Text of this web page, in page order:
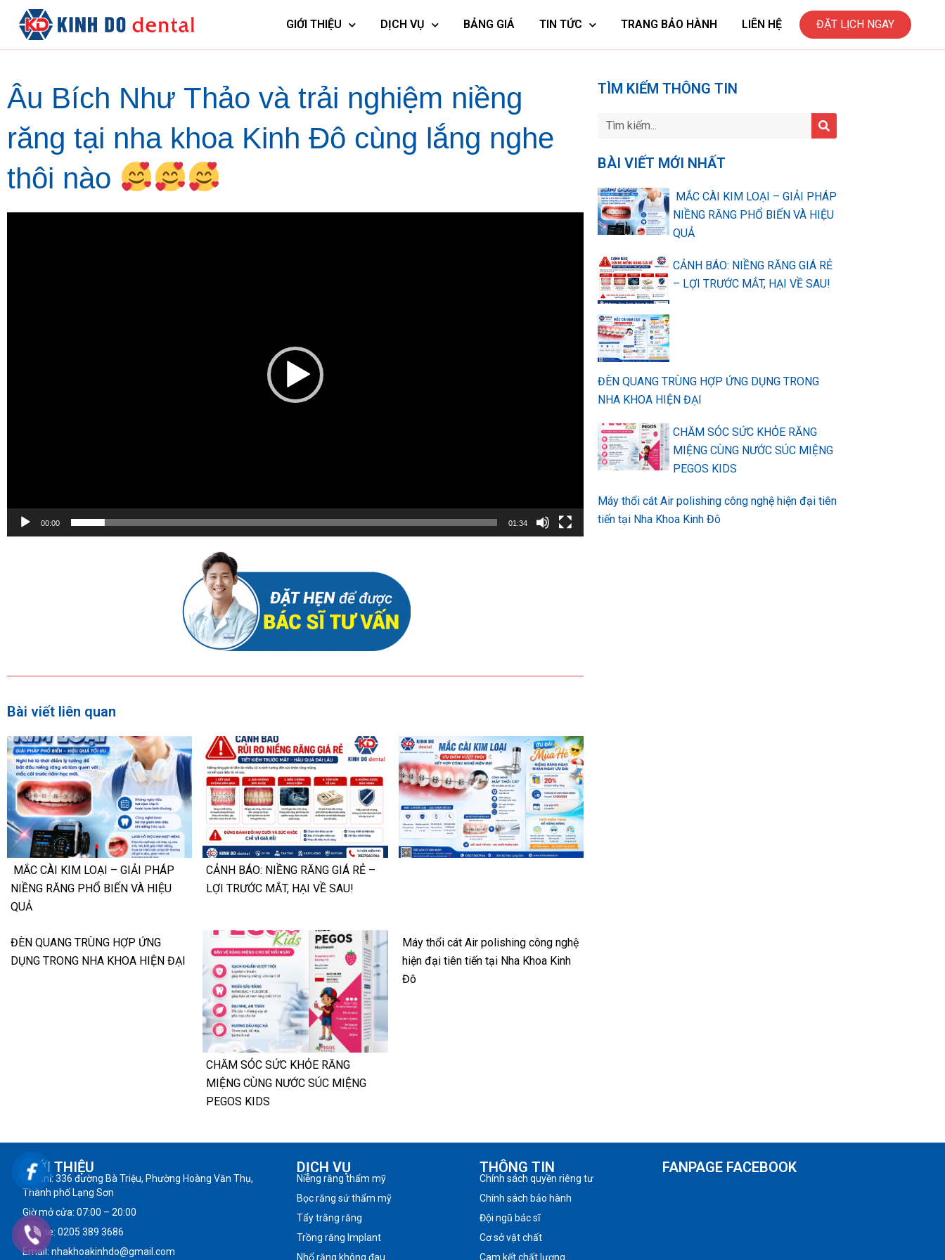
GIỚI THIỆU DỊCH VỤ BẢNG GIÁ TIN TỨC TRANG BẢO HÀNH LIÊN HỆ ĐẶT LỊCH NGAY
Âu Bích Như Thảo và trải nghiệm niềng
răng tại nha khoa Kinh Đô cùng lắng nghe
thôi nào
00:00 01:34
Bài viết liên quan
MẮC CÀI KIM LOẠI – GIẢI PHÁP
NIỀNG RĂNG PHỔ BIẾN VÀ HIỆU
QUẢ
CẢNH BÁO: NIỀNG RĂNG GIÁ RẺ –
LỢI TRƯỚC MẮT, HẠI VỀ SAU!
ĐÈN QUANG TRÙNG HỢP ỨNG
DỤNG TRONG NHA KHOA HIỆN ĐẠI
CHĂM SÓC SỨC KHỎE RĂNG
MIỆNG CÙNG NƯỚC SÚC MIỆNG
PEGOS KIDS
Máy thổi cát Air polishing công nghệ
hiện đại tiên tiến tại Nha Khoa Kinh
Đô
TÌM KIẾM THÔNG TIN
BÀI VIẾT MỚI NHẤT
MẮC CÀI KIM LOẠI – GIẢI PHÁP
NIỀNG RĂNG PHỔ BIẾN VÀ HIỆU
QUẢ
CẢNH BÁO: NIỀNG RĂNG GIÁ RẺ
– LỢI TRƯỚC MẮT, HẠI VỀ SAU!
ĐÈN QUANG TRÙNG HỢP ỨNG DỤNG TRONG
NHA KHOA HIỆN ĐẠI
CHĂM SÓC SỨC KHỎE RĂNG
MIỆNG CÙNG NƯỚC SÚC MIỆNG
PEGOS KIDS
Máy thổi cát Air polishing công nghệ hiện đại tiên
tiến tại Nha Khoa Kinh Đô
GIỚI THIỆU
Địa chỉ: 336 đường Bà Triệu, Phường Hoàng Văn Thụ,
Thành phố Lạng Sơn
Giờ mở cửa: 07:00 – 20:00
Hotline: 0205 389 3686
Email: nhakhoakinhdo@gmail.com
DỊCH VỤ
Niềng răng thẩm mỹ
Bọc răng sứ thẩm mỹ
Tẩy trắng răng
Trồng răng Implant
Nhổ răng không đau
THÔNG TIN
Chính sách quyền riêng tư
Chính sách bảo hành
Đội ngũ bác sĩ
Cơ sở vật chất
Cam kết chất lượng
FANPAGE FACEBOOK